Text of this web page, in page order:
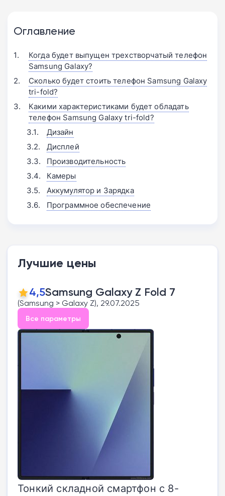
Оглавление
Когда будет выпущен трехстворчатый телефон
Samsung Galaxy?
Сколько будет стоить телефон Samsung Galaxy
tri-fold?
Какими характеристиками будет обладать
телефон Samsung Galaxy tri-fold?
Дизайн
Дисплей
Производительность
Камеры
Аккумулятор и Зарядка
Программное обеспечение
Лучшие цены
4,5Samsung Galaxy Z Fold 7
(Samsung > Galaxy Z), 29.07.2025
Все параметры
Тонкий складной смартфон с 8-